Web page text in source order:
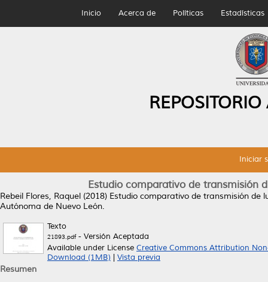
Inicio Acerca de Políticas Estadísticas
Iniciar
Estudio comparativo de transmisión
Rebeil Flores, Raquel (2018) Estudio comparativo de transmisión de
Autónoma de Nuevo León.
Texto
21893.pdf- Versión Aceptada
Available under License Creative Commons Attribution
Download (1MB)
Vista previa
Resumen